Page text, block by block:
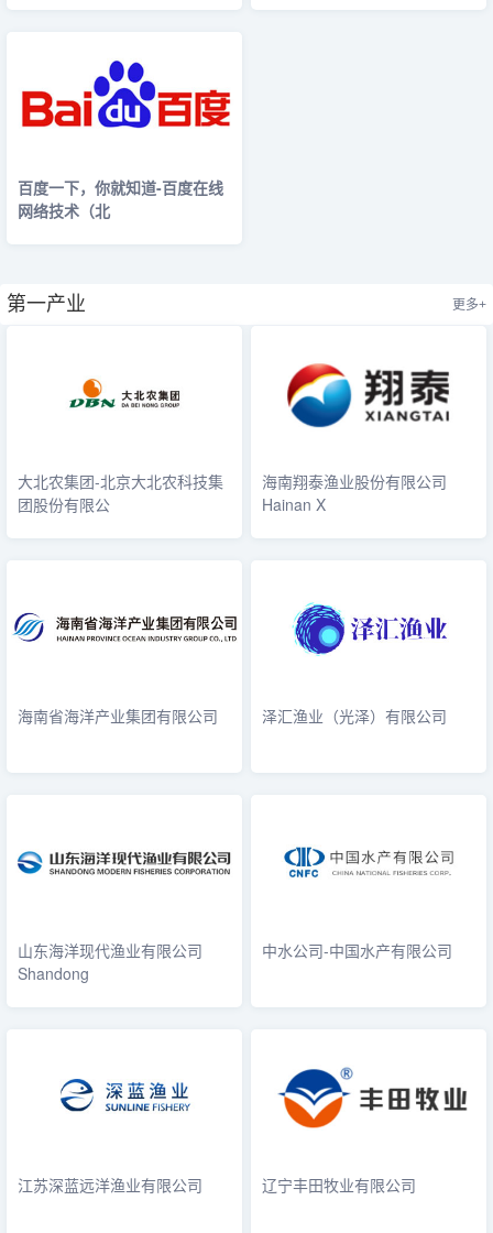
百度一下，你就知道-百度在线
网络技术（北
第一产业 更多+
大北农集团-北京大北农科技集
团股份有限公
海南翔泰渔业股份有限公司
Hainan X
海南省海洋产业集团有限公司 泽汇渔业（光泽）有限公司
山东海洋现代渔业有限公司
Shandong
中水公司-中国水产有限公司
江苏深蓝远洋渔业有限公司 辽宁丰田牧业有限公司